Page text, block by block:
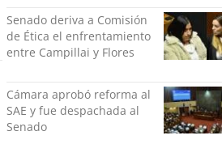
Senado deriva a Comisión
de Ética el enfrentamiento
entre Campillai y Flores
Cámara aprobó reforma al
SAE y fue despachada al
Senado